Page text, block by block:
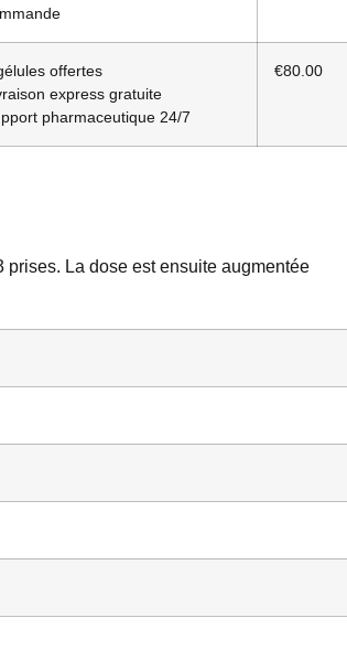
offertes
express gratuite
pharmaceutique 24/7
€80.00
prises. La dose est ensuite augmentée